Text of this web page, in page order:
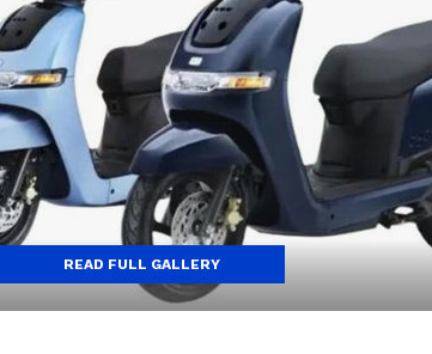
READ FULL GALLERY